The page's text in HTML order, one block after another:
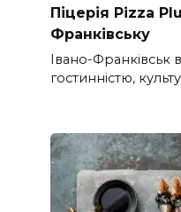
Піцерія Pizza
Франківську
Івано-Франківськ
гостинністю,